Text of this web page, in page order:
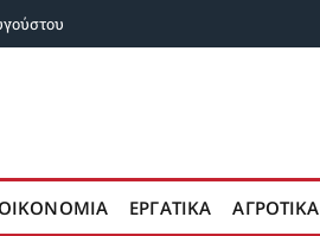
ΟΙΚΟΝΟΜΙΑ ΕΡΓΑΤΙΚΑ ΑΓΡΟΤΙΚΑ